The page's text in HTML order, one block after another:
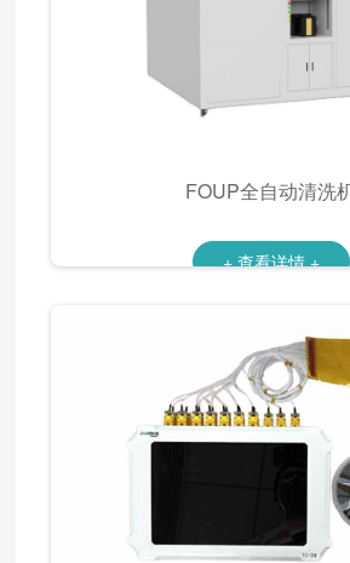
FOUP全自动清洗
+ 查看详情 +